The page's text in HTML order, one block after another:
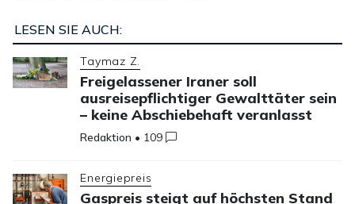
LESEN SIE AUCH:
Taymaz Z.
Freigelassener Iraner soll
ausreisepflichtiger Gewalttäter sein
– keine Abschiebehaft veranlasst
Redaktion • 109
Energiepreis
Gaspreis steigt auf höchsten Stand